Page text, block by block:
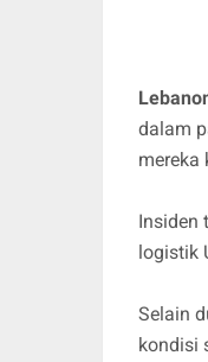
dalam
mereka
Insiden
logistik
Selain
kondisi